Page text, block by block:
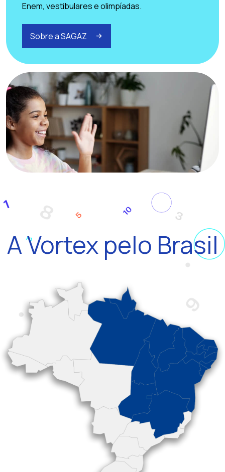
Enem, vestibulares e olimpíadas.
Sobre a SAGAZ
A Vortex pelo Brasil